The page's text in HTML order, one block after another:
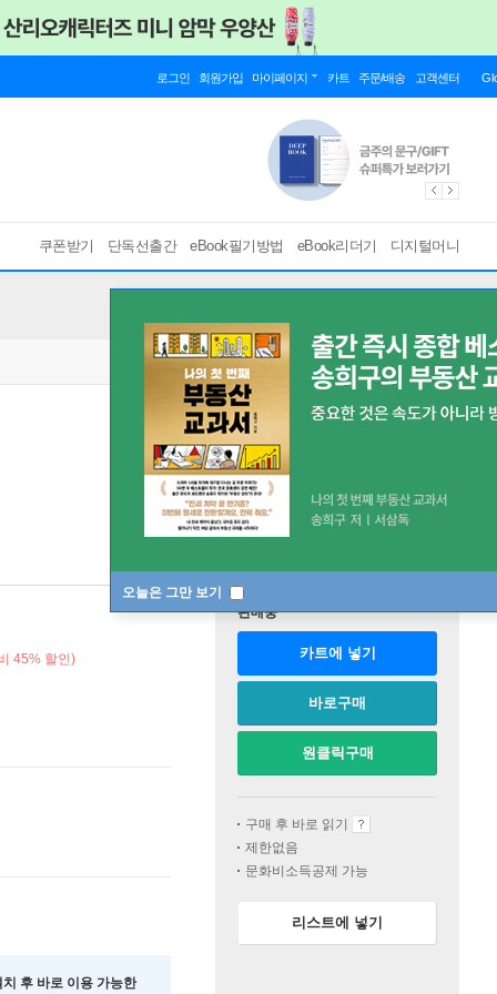
로그인 회원가입 마이페이지 카트 주문/배송 고객센터
쿠폰받기 단독선출간 eBook필기방법 eBook리더기 디지털머니
오늘은 그만 보기
45% 할인)
후 바로 이용 가능한
판매중
카트에 넣기
바로구매
원클릭구매
구매 후 바로 읽기
제한없음
문화비소득공제 가능
리스트에 넣기